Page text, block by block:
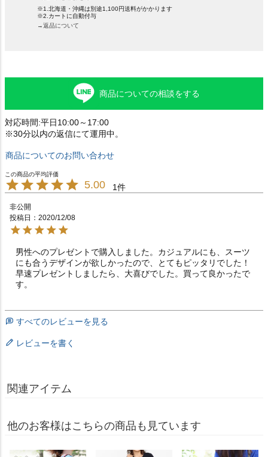
※1.北海道・沖縄は別途1,100円送料がかかります
※2.カートに自動付与
→返品について
商品についての相談をする
対応時間:平日10:00～17:00
※30分以内の返信にて運用中。
商品についてのお問い合わせ
5.00 1
非公開
投稿日
2020/12/08
男性へのプレゼントで購入しました。カジュアルにも、スーツ
にも合うデザインが欲しかったので、とてもピッタリでした！
早速プレゼントしましたら、大喜びでした。買って良かったで
す。
すべてのレビューを見る
レビューを書く
関連アイテム
他のお客様はこちらの商品も見ています